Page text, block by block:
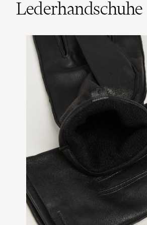
Lederhandschuhe